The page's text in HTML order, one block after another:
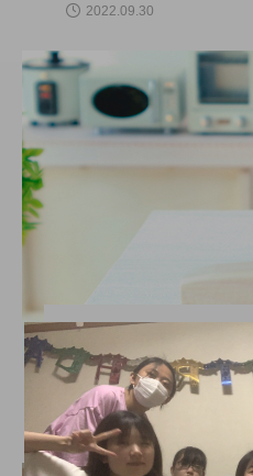
2022.09.30
CAL’s DAYS
新生活特集！CALの寮
ン！
2022.08.29